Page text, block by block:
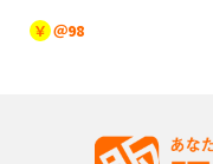
￥ ＠98